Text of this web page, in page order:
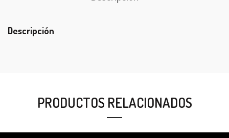
Descripción
PRODUCTOS RELACIONADOS